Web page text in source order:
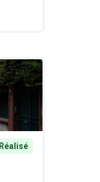
Réalisé